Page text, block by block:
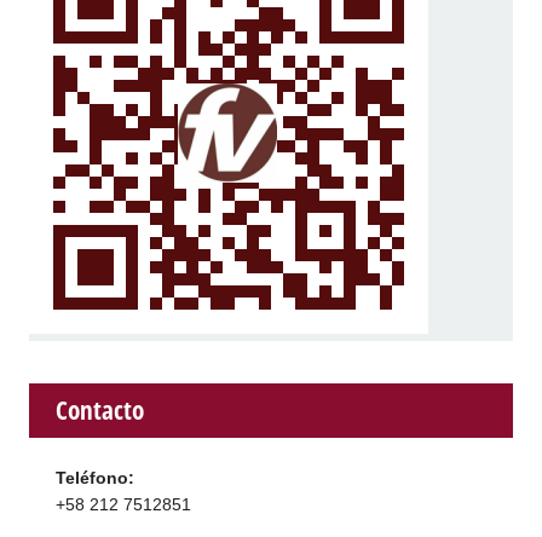
Contacto
Teléfono:
+58 212 7512851